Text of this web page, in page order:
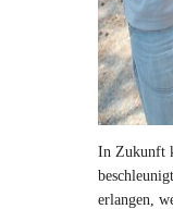
In Zukunft
erlangen,